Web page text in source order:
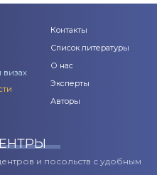
визах
Контакты
Список литературы
О нас
Эксперты
Авторы
и посольств с удобным